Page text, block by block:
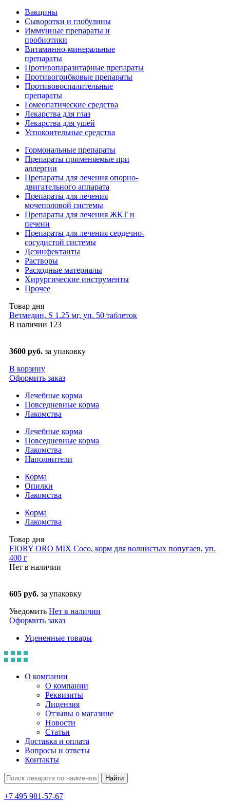
Вакцины
Сыворотки и глобулины
Иммунные препараты и
пробиотики
Витаминно-минеральные
препараты
Противопаразитарные препараты
Противогрибковые препараты
Противовоспалительные
препараты
Гомеопатические средства
Лекарства для глаз
Лекарства для ушей
Успокоительные средства
Гормональные препараты
Препараты применяемые при
аллергии
Препараты для лечения опорно-
двигательного аппарата
Препараты для лечения
мочеполовой системы
Препараты для лечения ЖКТ и
печени
Препараты для лечения сердечно-
сосудистой системы
Дезинфектанты
Растворы
Расходные материалы
Хирургические инструменты
Прочее
Товар дня
Ветмедин, S 1.25 мг, уп. 50 таблеток
В наличии 123
3600 руб. за упаковку
В корзину
Оформить заказ
Лечебные корма
Повседневные корма
Лакомства
Лечебные корма
Повседневные корма
Лакомства
Наполнители
Корма
Опилки
Лакомства
Корма
Лакомства
Товар дня
FIORY ORO MIX Coco, корм для волнистых попугаев, уп.
400 г
Нет в наличии
605 руб. за упаковку
Уведомить Нет в наличии
Оформить заказ
Уцененные товары
О компании
О компании
Реквизиты
Лицензия
Отзывы о магазине
Новости
Статьи
Доставка и оплата
Вопросы и ответы
Контакты
Найти
+7 495 981-57-67